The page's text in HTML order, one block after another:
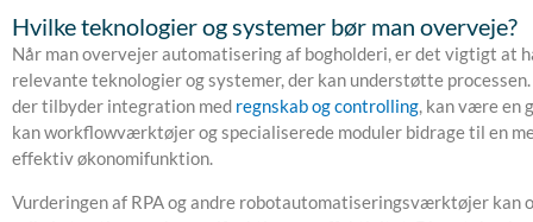
Hvilke teknologier og systemer bør man overveje?
Når man overvejer automatisering af bogholderi, er det vigtigt at
relevante teknologier og systemer, der kan understøtte
der tilbyder integration med regnskab og controlling, kan være en
kan workflowværktøjer og specialiserede moduler bidrage til en
effektiv økonomifunktion.
Vurderingen af RPA og andre robotautomatiseringsværktøjer kan